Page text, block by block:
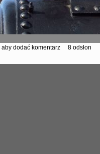
aby dodać komentarz 8 odsłon